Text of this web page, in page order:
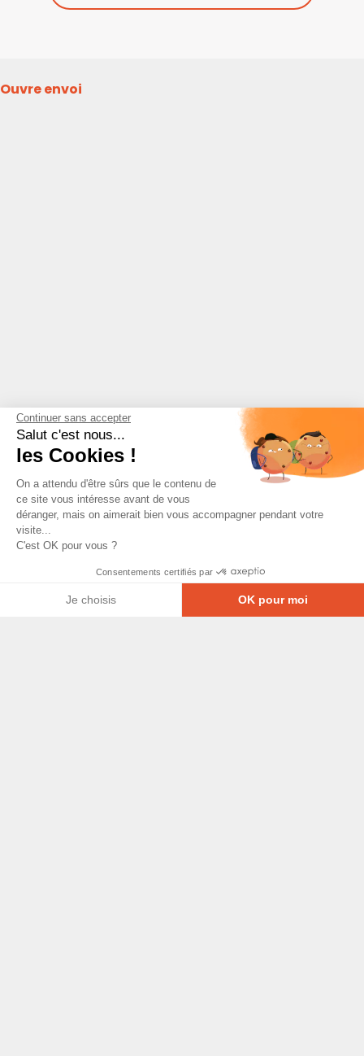
Ouvre envoi
Continuer sans accepter
Salut c'est nous...
les Cookies !
On a attendu d'être sûrs que le contenu de
ce site vous intéresse avant de vous
déranger, mais on aimerait bien vous accompagner pendant votre
visite...
C'est OK pour vous ?
Consentements certifiés par
Je choisis OK pour moi